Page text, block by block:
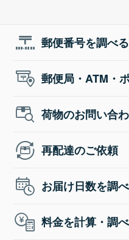
郵便番号を調べる
郵便局・ATM・
荷物のお問い合
再配達のご依頼
お届け日数を調
料金を計算・調